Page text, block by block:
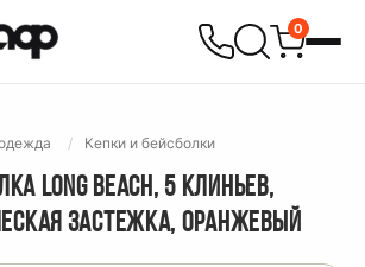
0
Кепки и бейсболки
LONG BEACH, 5 КЛИНЬЕВ,
ЗАСТЕЖКА, ОРАНЖЕВЫЙ